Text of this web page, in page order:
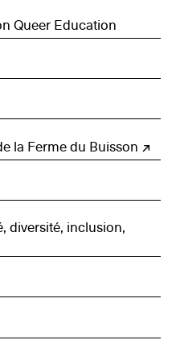
Queer Education
la Ferme du Buisson
diversité, inclusion,